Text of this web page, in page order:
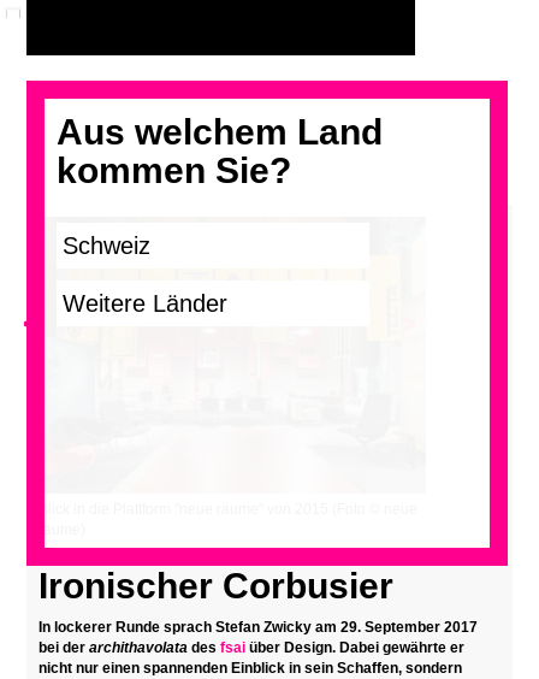
Aus welchem Land
kommen Sie?
<
Ironischer Corbusier
In lockerer Runde sprach Stefan Zwickyam 29. September 2017
bei derarchithavolata desfsai über Design. Dabei gewährte er
nicht nur einen spannenden Einblick in sein Schaffen, sondern